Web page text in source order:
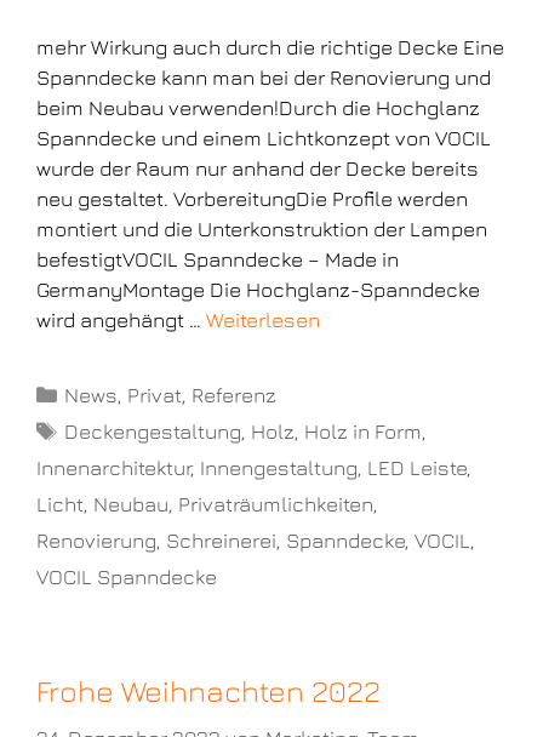
mehr Wirkung auch durch die richtige Decke Eine
Spanndecke kann man bei der Renovierung und
beim Neubau verwenden!Durch die Hochglanz
Spanndecke und einem Lichtkonzept von VOCIL
wurde der Raum nur anhand der Decke bereits
neu gestaltet. VorbereitungDie Profile werden
montiert und die Unterkonstruktion der Lampen
befestigtVOCIL Spanndecke – Made in
GermanyMontage Die Hochglanz-Spanndecke
wird angehängt … Weiterlesen
News, Privat, Referenz
Deckengestaltung, Holz, Holz in Form,
Innenarchitektur, Innengestaltung, LED Leiste,
Licht, Neubau, Privaträumlichkeiten,
Renovierung, Schreinerei, Spanndecke, VOCIL,
VOCIL Spanndecke
Frohe Weihnachten 2022